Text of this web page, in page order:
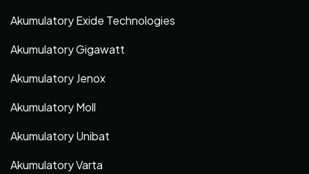
Akumulatory Exide Technologies
Akumulatory Gigawatt
Akumulatory Jenox
Akumulatory Moll
Akumulatory Unibat
Akumulatory Varta